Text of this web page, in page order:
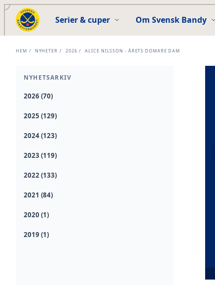
Serier & cuper Om Svensk Bandy
HEM / NYHETER / 2026 / ALICE NILSSON - ÅRETS DOMARE DAM
NYHETSARKIV
2026 (70)
2025 (129)
2024 (123)
2023 (119)
2022 (133)
2021 (84)
2020 (1)
2019 (1)